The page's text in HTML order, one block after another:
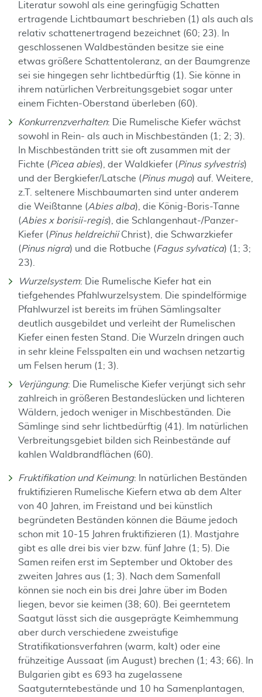
Literatur sowohl als eine geringfügig Schatten
ertragende Lichtbaumart beschrieben (1) als auch als
relativ schattenertragend bezeichnet (60; 23). In
geschlossenen Waldbeständen besitze sie eine
etwas größere Schattentoleranz, an der Baumgrenze
sei sie hingegen sehr lichtbedürftig (1). Sie könne in
ihrem natürlichen Verbreitungsgebiet sogar unter
einem Fichten-Oberstand überleben (60).
Konkurrenzverhalten: Die Rumelische Kiefer wächst
sowohl in Rein- als auch in Mischbeständen (1; 2; 3).
In Mischbeständen tritt sie oft zusammen mit der
Fichte (Picea abies), der Waldkiefer (Pinus sylvestris)
und der Bergkiefer/Latsche (Pinus mugo) auf. Weitere,
z.T. seltenere Mischbaumarten sind unter anderem
die Weißtanne (Abies alba), die König-Boris-Tanne
(Abies x borisii-regis), die Schlangenhaut-/Panzer-
Kiefer (Pinus heldreichiiChrist), die Schwarzkiefer
(Pinus nigra) und die Rotbuche (Fagus sylvatica) (1; 3;
23).
Wurzelsystem: Die Rumelische Kiefer hat ein
tiefgehendes Pfahlwurzelsystem. Die spindelförmige
Pfahlwurzel ist bereits im frühen Sämlingsalter
deutlich ausgebildet und verleiht der Rumelischen
Kiefer einen festen Stand.
Die Wurzeln dringen auch
in sehr kleine Felsspalten ein und wachsen netzartig
um Felsen herum (1; 3).
Verjüngung: Die Rumelische Kiefer verjüngt sich sehr
zahlreich in größeren Bestandeslücken und lichteren
Wäldern, jedoch weniger in Mischbeständen. Die
Sämlinge sind sehr lichtbedürftig (41). Im natürlichen
Verbreitungsgebiet bilden sich Reinbestände auf
kahlen Waldbrandflächen (60).
Fruktifikation und Keimung: In natürlichen Beständen
fruktifizieren Rumelische Kiefern etwa ab dem Alter
von 40 Jahren, im Freistand und bei künstlich
begründeten Beständen können die Bäume jedoch
schon mit 10-15 Jahren fruktifizieren (1). Mastjahre
gibt es alle drei bis vier bzw. fünf Jahre (1; 5). Die
Samen reifen erst im September und Oktober des
zweiten Jahres aus (1; 3). Nach dem Samenfall
können sie noch ein bis drei Jahre über im Boden
liegen, bevor sie keimen (38; 60). Bei geerntetem
Saatgut lässt sich die ausgeprägte Keimhemmung
aber durch verschiedene zweistufige
Stratifikationsverfahren (warm, kalt) oder eine
frühzeitige Aussaat (im August) brechen (1; 43; 66). In
Bulgarien gibt es 693 ha zugelassene
Saatguterntebestände und 10 ha Samenplantagen,